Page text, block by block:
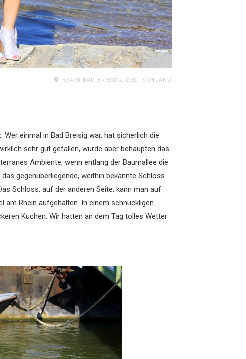
53498 BAD BREISIG, DEUTSCHLAND
einmal in Bad Breisig war, hat sicherlich die
sehr gut gefallen, würde aber behaupten das
Ambiente, wenn entlang der Baumallee die
gegenüberliegende, weithin bekannte Schloss
Schloss, auf der anderen Seite, kann man auf
am Rhein aufgehalten. In einem schnuckligen
Kuchen. Wir hatten an dem Tag tolles Wetter